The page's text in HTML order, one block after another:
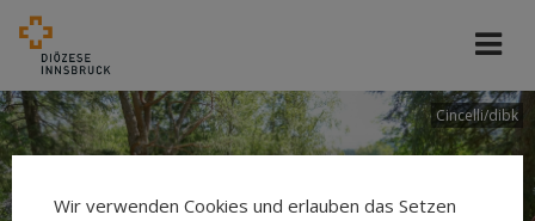
Cincelli/dibk
Wir verwenden Cookies und erlauben das Setzen